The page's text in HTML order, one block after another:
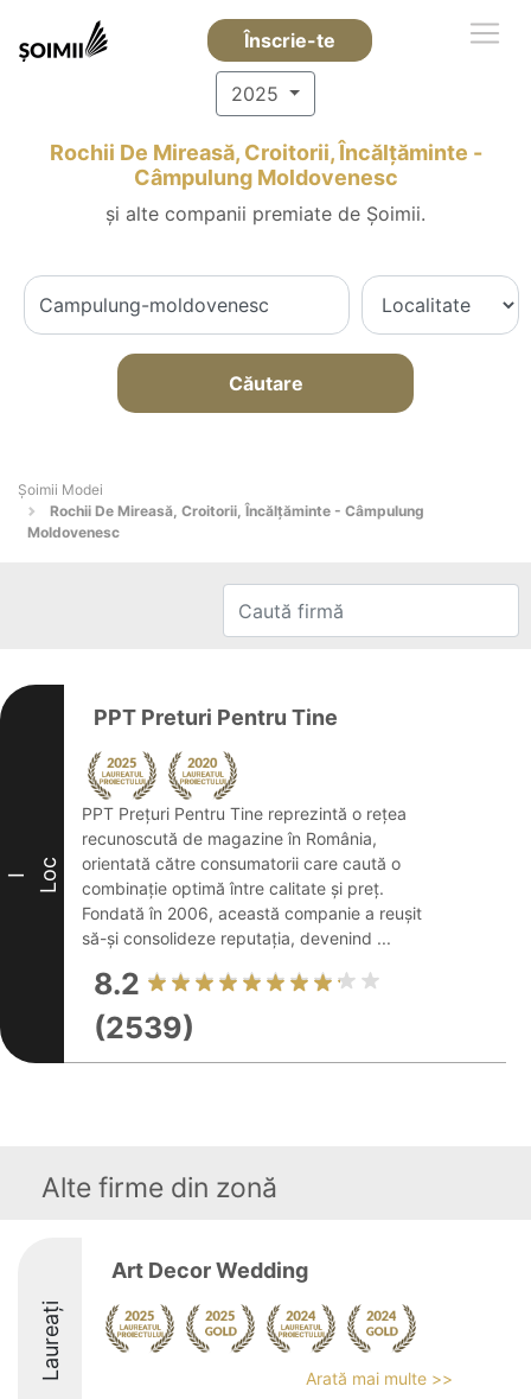
Înscrie-te
2025
Rochii De Mireasă, Croitorii, Încălțăminte -
Câmpulung Moldovenesc
și alte companii premiate de Șoimii.
Căutare
Șoimii Modei
Rochii De Mireasă, Croitorii, Încălțăminte - Câmpulung
Moldovenesc
I Loc
PPT Preturi Pentru Tine
PPT Prețuri Pentru Tine reprezintă o rețea
recunoscută de magazine în România,
orientată către consumatorii care caută o
combinație optimă între calitate și preț.
Fondată în 2006, această companie a reușit
să-și consolideze reputația, devenind ...
8.2
(2539)
Alte firme din zonă
Laureați
Art Decor Wedding
Arată mai multe >>